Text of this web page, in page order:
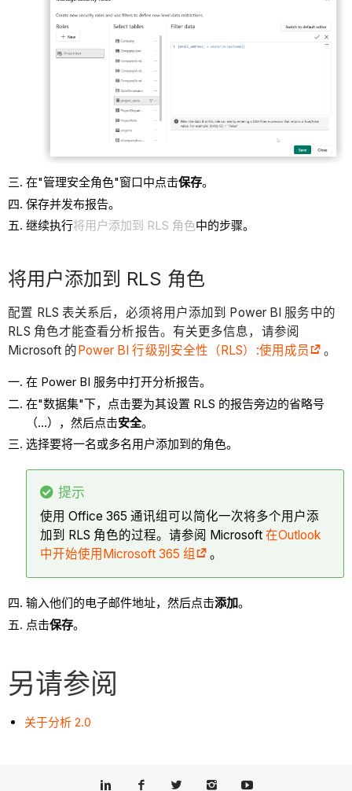
在"管理安全角色"窗口中点击保存。
保存并发布报告。
继续执行将用户添加到 RLS 角色中的步骤。
将用户添加到 RLS 角色
配置 RLS 表关系后，必须将用户添加到 Power BI 服务中的
RLS 角色才能查看分析报告。有关更多信息，请参阅
Microsoft 的Power BI 行级别安全性（RLS）:使用成员 。
在 Power BI 服务中打开分析报告。
在"数据集"下，点击要为其设置 RLS 的报告旁边的省略号
（…），然后点击安全。
选择要将一名或多名用户添加到的角色。
提示
使用 Office 365 通讯组可以简化一次将多个用户添
加到 RLS 角色的过程。请参阅 Microsoft 在Outlook
中开始使用Microsoft 365 组
。
输入他们的电子邮件地址，然后点击添加。
点击保存。
另请参阅
关于分析 2.0